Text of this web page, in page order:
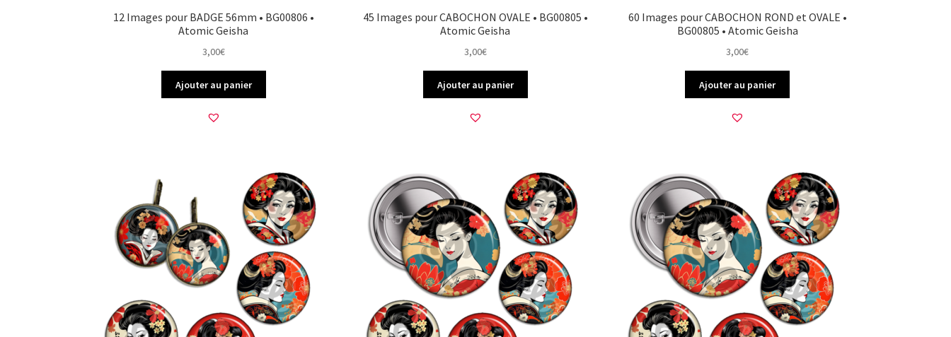
12 Images pour BADGE 56mm • BG00806 •
Atomic Geisha
3,00€
Ajouter au panier
45 Images pour CABOCHON OVALE • BG00805 •
Atomic Geisha
3,00€
Ajouter au panier
60 Images pour CABOCHON ROND et OVALE •
BG00805 • Atomic Geisha
3,00€
Ajouter au panier